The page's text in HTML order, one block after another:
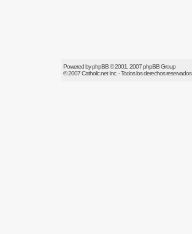
Powered byphpBB© 2001, 2007 phpBB Group
© 2007Catholic.netInc. - Todos los derechos reservados